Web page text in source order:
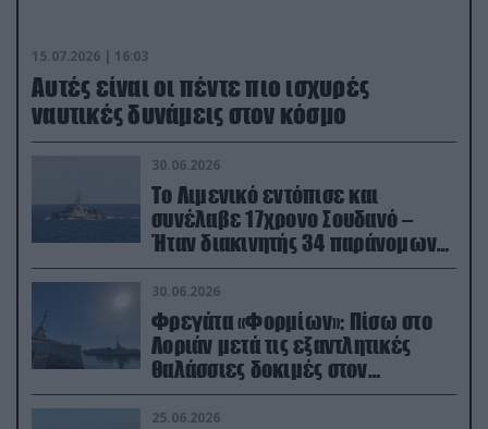
15.07.2026 | 16:03
Aυτές είναι οι πέντε πιο ισχυρές
ναυτικές δυνάμεις στον κόσμο
30.06.2026
Το Λιμενικό εντόπισε και
συνέλαβε 17χρονο Σουδανό –
Ήταν διακινητής 34 παράνομων
μεταναστών
30.06.2026
Φρεγάτα «Φορμίων»: Πίσω στο
Λοριάν μετά τις εξαντλητικές
θαλάσσιες δοκιμές στον
απαιτητικό Βισκαϊκό
25.06.2026